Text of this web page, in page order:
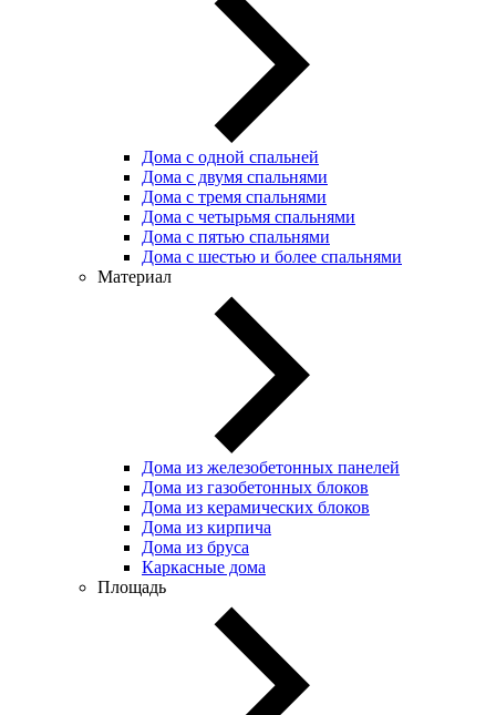
Дома с одной спальней
Дома с двумя спальнями
Дома с тремя спальнями
Дома с четырьмя спальнями
Дома с пятью спальнями
Дома с шестью и более спальнями
Материал
Дома из железобетонных панелей
Дома из газобетонных блоков
Дома из керамических блоков
Дома из кирпича
Дома из бруса
Каркасные дома
Площадь